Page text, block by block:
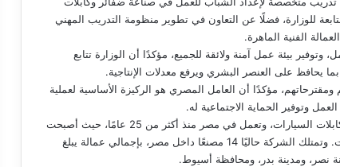
للوزارة، فضلًا عن التعاون في تطوير منظومة التدريب المهني
الفنية الماهرة.
بيئة عمل آمنة ولائقة للجميع، مؤكدًا أن الوزارة تتابع
يحافظ على العنصر البشري ويرفع معدلات الإنتاجية.
ومقترحاتهم، مؤكدًا أن العامل المصري هو الركيزة الأساسية لعملية
العمل وتوفير الحماية الاجتماعية له.
وتُعد شركة ليوني من الشركات العالمية الرائدة في مجال تصنيع ضفائر وكابلات السيارات، وتعمل في مصر منذ أكثر من 25 عامًا، حيث أصبحت
من أبرز الكيانات الصناعية المصدرة في قطاع الصناعات المغذية للسيارات. وتمتلك الشركة حاليًا 14 مصنعًا داخل مصر، بإجمالي عمالة يبلغ